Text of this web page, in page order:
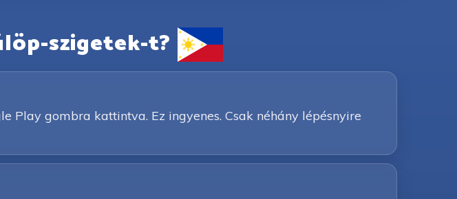
szigetek-t?
Play gombra kattintva. Ez ingyenes. Csak néhány lépésnyire